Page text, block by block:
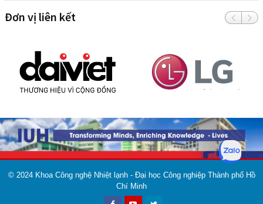
Đơn vị liên kết
© 2024Khoa Công nghệ Nhiệt lạnh - Đại học Công nghiệp Thành phố Hồ
Chí Minh